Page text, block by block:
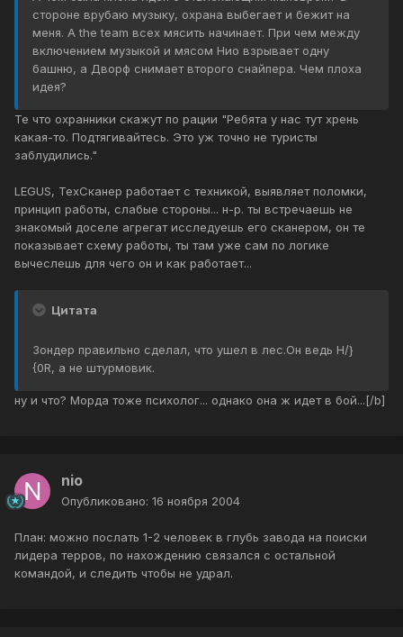
стороне врубаю музыку, охрана выбегает и бежит на
меня. А the team всех мясить начинает. При чем между
включением музыкой и мясом Нио взрывает одну
башню, а Дворф снимает второго снайпера. Чем плоха
идея?
Те что охранники скажут по рации "Ребята у нас тут хрень
какая-то. Подтягивайтесь. Это уж точно не туристы
заблудились."
LEGUS, ТехСканер работает с техникой, выявляет поломки,
принцип работы, слабые стороны... н-р. ты встречаешь не
знакомый доселе агрегат исследуешь его сканером, он те
показывает схему работы, ты там уже сам по логике
вычеслешь для чего он и как работает...
Цитата
Зондер правильно сделал, что ушел в лес.Он ведь H/}
{0R, а не штурмовик.
ну и что? Морда тоже психолог... однако она ж идет в бой...[/b]
nio
Опубликовано: 16 ноября 2004
План: можно послать 1-2 человек в глубь завода на поиски
лидера терров, по нахождению связался с остальной
командой, и следить чтобы не удрал.